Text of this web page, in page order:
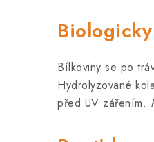
Bílkoviny se po
Hydrolyzované
před UV zářením.